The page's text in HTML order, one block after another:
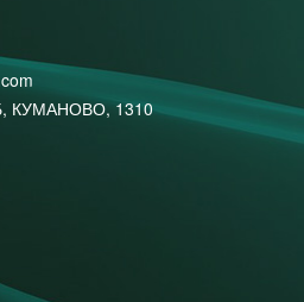
КУМАНОВО, 1310